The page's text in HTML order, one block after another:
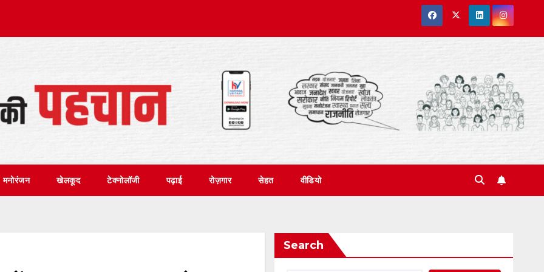
मनोरंजन खेलकूद टेक्नोलॉजी पढ़ाई रोज़गार सेहत वीडियो
Search